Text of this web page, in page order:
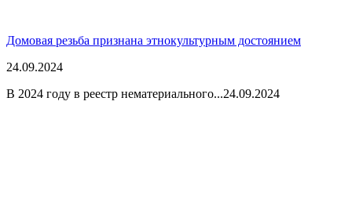
Домовая резьба признана этнокультурным достоянием
24.09.2024
В 2024 году в реестр нематериального...24.09.2024